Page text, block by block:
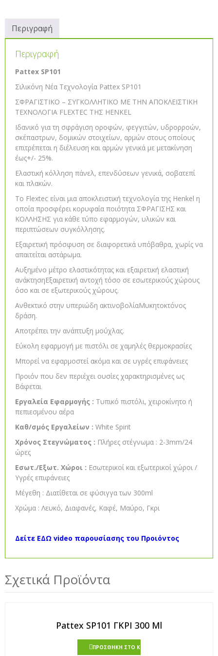
Περιγραφή
Περιγραφή
Pattex SP101
Σιλικόνη Νέα Τεχνολογία Pattex SP101
ΣΦΡΑΓΙΣΤΙΚΟ – ΣΥΓΚΟΛΛΗΤΙΚΟ ΜΕ ΤΗΝ ΑΠΟΚΛΕΙΣΤΙΚΗ
ΤΕΧΝΟΛΟΓΙΑ FLEXTEC ΤΗΣ HENKEL
Ιδανικό για τη σφράγιση οροφών, φεγγιτών, υδρορροών,
σκέπαστρων, δομικών στοιχείων, αρμών στους οποίους
επιτρέπεται η διέλευση και αρμών γενικά με μετακίνηση
έως+/- 25%.
Ελαστική κόλληση πάνελ, επενδύσεων γενικά, σοβατεπί
και πλακών.
Το Flextec είναι μια αποκλειστική τεχνολογία της Henkel η
οποία προσφέρει κορυφαία ποιότητα ΣΦΡΑΓΙΣΗΣ και
ΚΟΛΛΗΣΗΣ για κάθε τύπο εφαρμογών, υλικών και
περιπτώσεων συγκόλλησης.
Εξαιρετική πρόσφυση σε διαφορετικά υπόβαθρα, χωρίς να
απαιτείται αστάρωμα.
Αυξημένο μέτρο ελαστικότητας και εξαιρετική ελαστική
ανάκτησηΕξαιρετική αντοχή τόσο σε εσωτερικούς χώρους
όσο και σε εξωτερικούς χώρους.
Ανθεκτικό στην υπεριώδη ακτινοβολίαΜυκητοκτόνος
δράση.
Αποτρέπει την ανάπτυξη μούχλας.
Εύκολη εφαρμογή με πιστόλι σε χαμηλές θερμοκρασίες
Μπορεί να εφαρμοστεί ακόμα και σε υγρές επιφάνειες
Προιόν που δεν περιέχει ουσίες χαρακτηρισμένες ως
Βάφεται
Εργαλεία Εφαρμογής : Τυπικό πιστόλι, χειροκίνητο ή
πεπιεσμένου αέρα
Καθ/σμός Εργαλείων : White Spirit
Χρόνος Στεγνώματος : Πλήρες στέγνωμα : 2-3mm/24
ώρες
Εσωτ./Εξωτ. Χώροι : Εσωτερικοί και εξωτερικοί χώροι /
Υγρές επιφάνειες
Μέγεθη : Διατίθεται σε φύσιγγα των 300ml
Xρώμα : Λευκό, Διαφανές, Καφέ, Μαύρο, Γκρι
Δείτε ΕΔΩ video παρουσίασης του Προιόντος
Σχετικά Προϊόντα
Pattex SP101 ΓΚΡΙ 300 Ml
ΠΡΟΣΘΉΚΗ ΣΤΟ ΚΑΛΆΘΙ